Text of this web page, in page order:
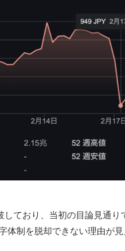
ており、当初の目論見通り
制を脱却できない理由が見